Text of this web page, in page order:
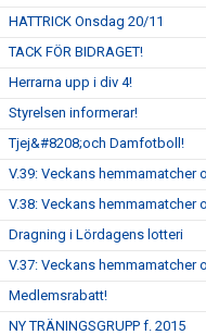
HATTRICK Onsdag 20/11
TACK FÖR BIDRAGET!
Herrarna upp i div 4!
Styrelsen informerar!
Tjej&#8208;och Damfotboll!
V.39: Veckans hemmamatcher
V.38: Veckans hemmamatcher
Dragning i Lördagens lotteri
V.37: Veckans hemmamatcher
Medlemsrabatt!
NY TRÄNINGSGRUPP f. 2015